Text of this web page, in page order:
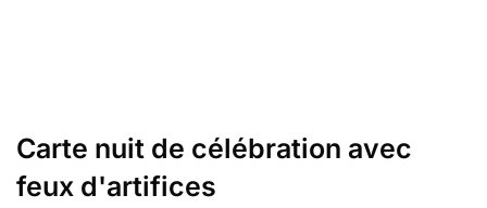
Carte nuit de célébration avec
feux d'artifices